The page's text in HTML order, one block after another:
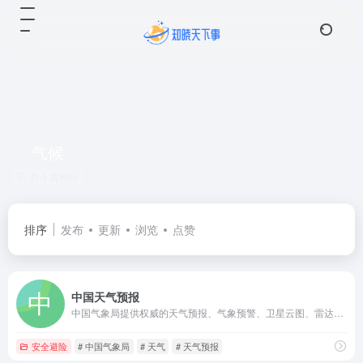
排序 发布 更新 浏览 点赞
中国天气预报
安全避险 # 中国气象局 # 天气 # 天气预报